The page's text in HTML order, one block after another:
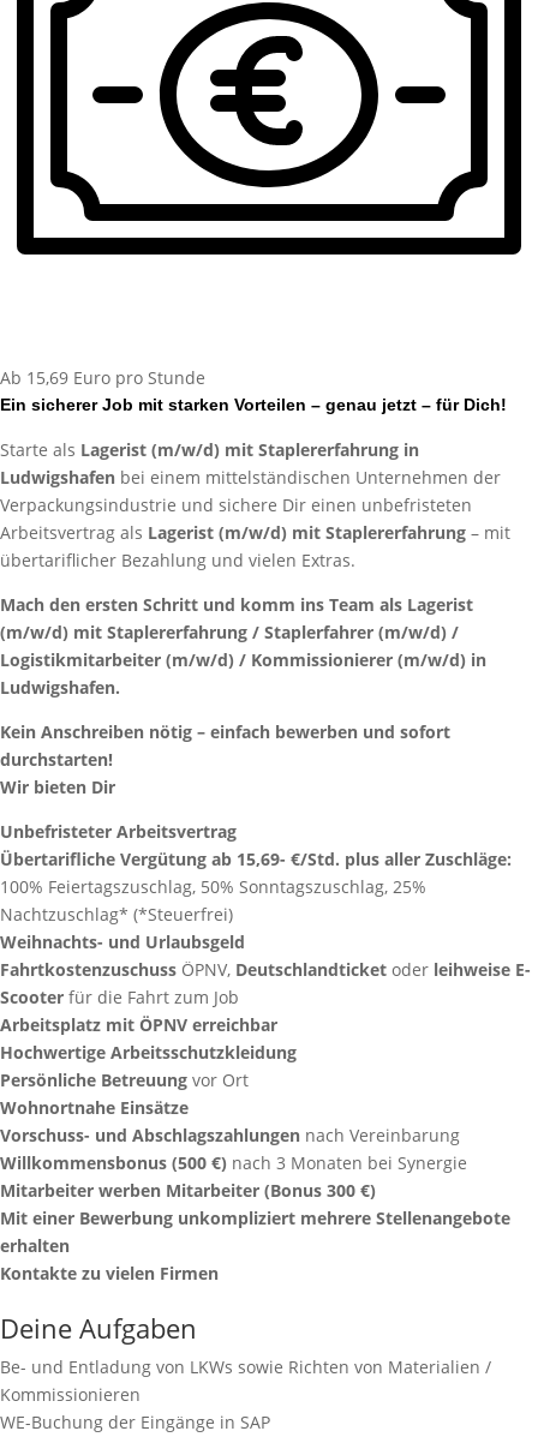
Ab 15,69 Euro pro Stunde
Ein sicherer Job mit starken Vorteilen – genau jetzt – für Dich!
Starte als Lagerist (m/w/d) mit Staplererfahrung in
Ludwigshafen bei einem mittelständischen Unternehmen der
Verpackungsindustrie und sichere Dir einen unbefristeten
Arbeitsvertrag als Lagerist (m/w/d) mit Staplererfahrung – mit
übertariflicher Bezahlung und vielen Extras.
Mach den ersten Schritt und komm ins Team als Lagerist
(m/w/d) mit Staplererfahrung / Staplerfahrer (m/w/d) /
Logistikmitarbeiter (m/w/d) / Kommissionierer (m/w/d) in
Ludwigshafen.
Kein Anschreiben nötig – einfach bewerben und sofort
durchstarten!
Wir bieten Dir
Unbefristeter Arbeitsvertrag
Übertarifliche Vergütung ab 15,69- €/Std. plus aller Zuschläge:
100% Feiertagszuschlag, 50% Sonntagszuschlag, 25%
Nachtzuschlag* (*Steuerfrei)
Weihnachts- und Urlaubsgeld
Fahrtkostenzuschuss ÖPNV, Deutschlandticket oder leihweise E-
Scooter für die Fahrt zum Job
Arbeitsplatz mit ÖPNV erreichbar
Hochwertige Arbeitsschutzkleidung
Persönliche Betreuung vor Ort
Wohnortnahe Einsätze
Vorschuss- und Abschlagszahlungen nach Vereinbarung
Willkommensbonus (500 €) nach 3 Monaten bei Synergie
Mitarbeiter werben Mitarbeiter (Bonus 300 €)
Mit einer Bewerbung unkompliziert mehrere Stellenangebote
erhalten
Kontakte zu vielen Firmen
Deine Aufgaben
Be- und Entladung von LKWs sowie Richten von Materialien /
Kommissionieren
WE-Buchung der Eingänge in SAP